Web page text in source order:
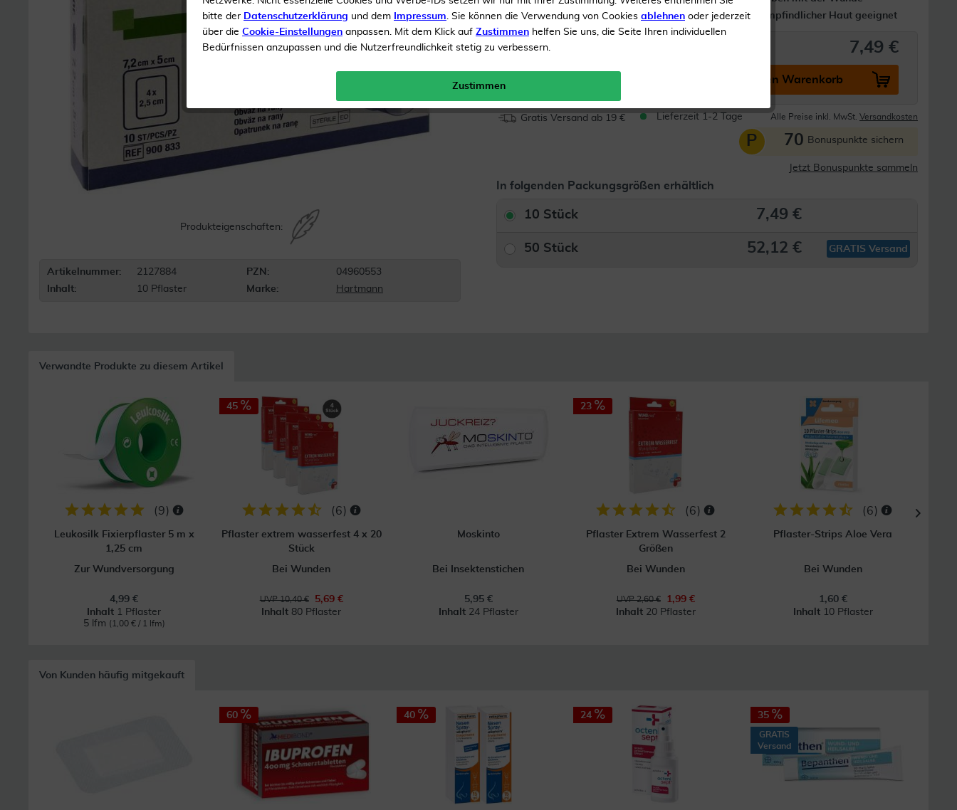
Hohe Saugkraft
Auch für empfindlicher Haut geeignet
Produkteigenschaften:
Artikelnummer: 2127884 PZN:
04960553
Inhalt:
10 Pflaster Marke: Hartmann
Inhalt10 Pflaster 7,49 €
In den Warenkorb
Gratis Versand ab 19 € Lieferzeit 1-2 Tage Alle Preise inkl. MwSt. Versandkosten
P 70 Bonuspunkte sichern
Jetzt Bonuspunkte sammeln
In folgenden Packungsgrößen erhältlich
10 Stück 7,49 €
50 Stück 52,12 € GRATIS Versand
Verwandte Produkte zu diesem Artikel
(9)
Leukosilk Fixierpflaster 5 m x
1,25 cm
Zur Wundversorgung
4,99 €
Inhalt 1 Pflaster
5 lfm (1,00 € / 1 lfm)
45
(6)
Pflaster extrem wasserfest 4 x 20
Stück
Bei Wunden
UVP 10,40 €
5,69 €
Inhalt 80 Pflaster
Moskinto
Bei Insektenstichen
5,95 €
Inhalt 24 Pflaster
23
(6)
Pflaster Extrem Wasserfest 2
Größen
Bei Wunden
UVP 2,60 €
1,99 €
Inhalt 20 Pflaster
(6)
Pflaster-Strips Aloe Vera
Bei Wunden
1,60 €
Inhalt 10 Pflaster
Von Kunden häufig mitgekauft
60 40 24 35
GRATIS
Versand
bitte der Datenschutzerklärung und dem Impressum. Sie können die Verwendung von Cookies ablehnen oder jederzeit
über die Cookie-Einstellungen anpassen. Mit dem Klick auf Zustimmen helfen Sie uns, die Seite Ihren individuellen
Bedürfnissen anzupassen und die Nutzerfreundlichkeit stetig zu verbessern.
Zustimmen